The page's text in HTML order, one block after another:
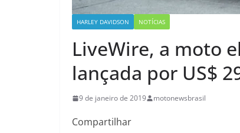
HARLEY DAVIDSON NOTÍCIAS
LiveWire, a moto
lançada por US$
9 de janeiro de 2019 motonewsbrasil
Compartilhar